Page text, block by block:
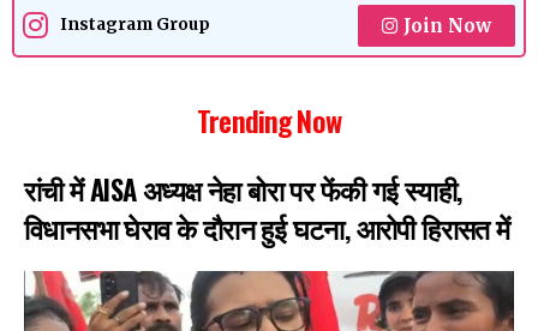
Instagram Group Join Now
Trending Now
रांची में AISA अध्यक्ष नेहा बोरा पर फेंकी गई स्याही,
विधानसभा घेराव के दौरान हुई घटना, आरोपी हिरासत में